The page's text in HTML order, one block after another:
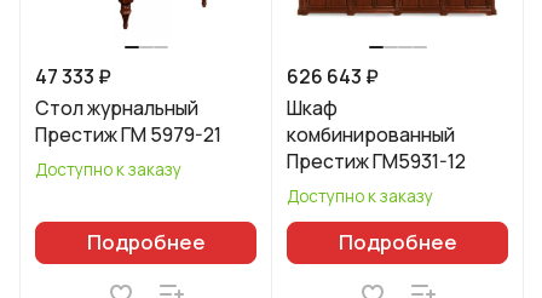
47 333 ₽
Стол журнальный
Престиж ГМ 5979-21
Доступно к заказу
Подробнее
626 643 ₽
Шкаф
комбинированный
Престиж ГМ5931-12
Доступно к заказу
Подробнее